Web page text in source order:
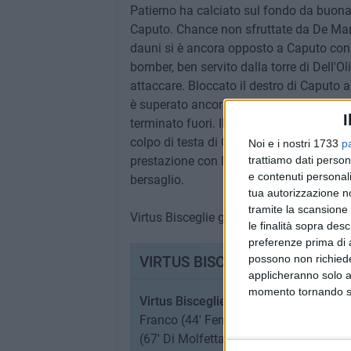
Noi e i nostri 1733
trattiamo dati
e contenuti
tua autorizzazione
tramite la
le finalità sopra
preferenze prima di
possono non
applicheranno solo
momento tornando
Patierno ha calciato sul fondo da
Caputo. Chance non sfruttate da De
dauni si è ancora opposto a Caputo
bomber, ben servito dalla torre di
attaccare. Bloccato il destro di Caputo
è superato ancora su Caputo al 65' e
terminato fuori. Il portiere ha messo in
colpo di testa di Caputo sul corner
prestazione con la tripletta al 72'.
bersaglio.
Virtus Bisceglie già con la testa al
VIRTUS BISCEGLIE-SAN
Virtus Bisceglie:
Franco (44' Ferrucci; 58' Amorese),
(67' Di Molfetta). A disp.: Regina, La